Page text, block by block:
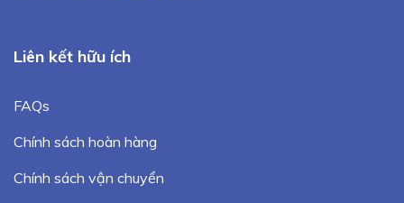
Liên kết hữu ích
FAQs
Chính sách hoàn hàng
Chính sách vận chuyển